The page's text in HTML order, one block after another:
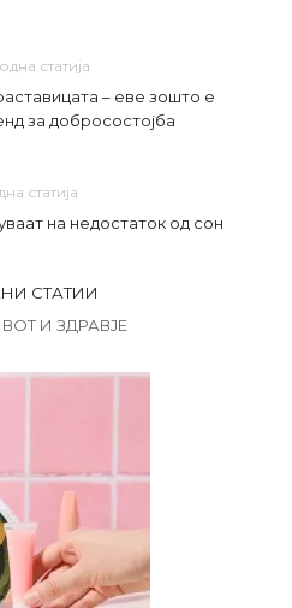
статија
– еве зошто е
за добросостојба
статија
на недостаток од сон
СТАТИИ
И ЗДРАВЈЕ